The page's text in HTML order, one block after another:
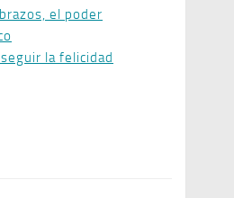
el poder
la felicidad